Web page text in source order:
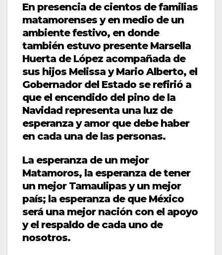
En presencia de cientos de familias
matamorenses y en medio de un
ambiente festivo, en donde
también estuvo presente Marsella
Huerta de López acompañada de
sus hijos Melissa y Mario Alberto, el
Gobernador del Estado se refirió a
que el encendido del pino de la
Navidad representa una luz de
esperanza y amor que debe haber
en cada una de las personas.
La esperanza de un mejor
Matamoros, la esperanza de tener
un mejor Tamaulipas y un mejor
país; la esperanza de que México
será una mejor nación con el apoyo
y el respaldo de cada uno de
nosotros.